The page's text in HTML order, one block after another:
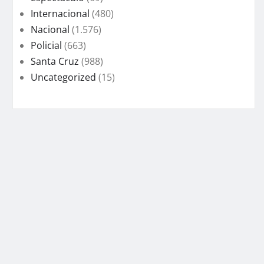
Internacional (480)
Nacional (1.576)
Policial (663)
Santa Cruz (988)
Uncategorized (15)